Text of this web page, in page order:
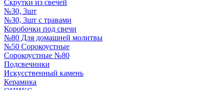
Скрутки из свечей
№30, 3шт
№30, 3шт с травами
Коробочки под свечи
№80 Для домашней молитвы
№50 Сорокоустные
Сорокоустные №80
Подсвечники
Искусственный камень
Керамика